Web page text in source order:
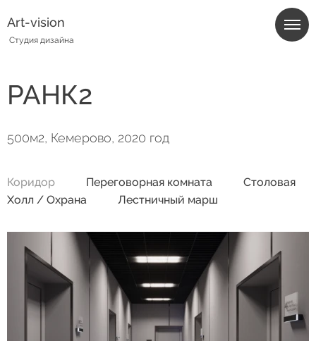
Art-vision
Студия дизайна
РАНК2
500м2, Кемерово, 2020 год
Коридор Переговорная комната
Столовая
Холл / Охрана
Лестничный марш